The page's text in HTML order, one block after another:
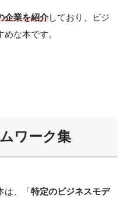
企業を紹介しており、ビジ
めな本です。
ワーク集
は、「特定のビジネスモデ